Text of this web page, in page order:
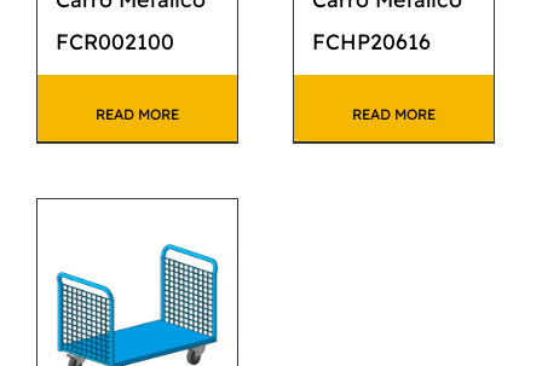
FCR002100
READ MORE
FCHP20616
READ MORE